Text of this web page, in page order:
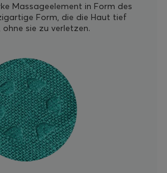
Massageelement in Form des
Form, die die Haut tief
sie zu verletzen.